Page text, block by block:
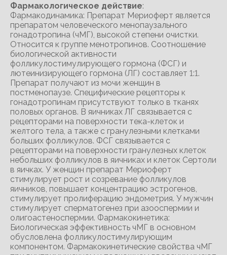
Фармакологическое действие:
Фармакодинамика: Препарат Мериоферт является
препаратом человеческого менопаузального
гонадотропина (чМГ), высокой степени очистки.
Относится к группе менотропинов. Соотношение
биологической активности
фолликулостимулирующего гормона (ФСГ) и
лютеинизирующего гормона (ЛГ) составляет 1:1.
Препарат получают из мочи женщин в
постменопаузе. Специфические рецепторы к
гонадотропинам присутствуют только в тканях
половых органов. В яичниках ЛГ связывается с
рецепторами на поверхности тека-клеток и
желтого тела, а также с гранулезными клетками
больших фолликулов. ФСГ связывается с
рецепторами на поверхности гранулезных клеток
небольших фолликулов в яичниках и клеток Сертоли
в яичках. У женщин препарат Мериоферт
стимулирует рост и созревание фолликулов
яичников, повышает концентрацию эстрогенов,
стимулирует пролиферацию эндометрия. У мужчин
стимулирует сперматогенез при азооспермии и
олигоастеноспермии. Фармакокинетика:
Биологическая эффективность чМГ в основном
обусловлена фолликулостимулирующим
компонентом. Фармакокинетические свойства чМГ